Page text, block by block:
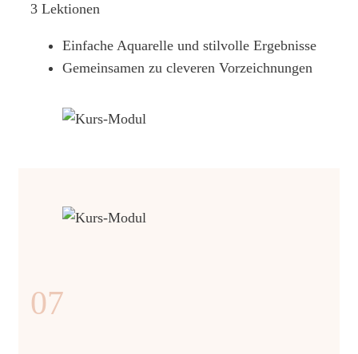
3 Lektionen
Einfache Aquarelle und stilvolle Ergebnisse
Gemeinsamen zu cleveren Vorzeichnungen
07